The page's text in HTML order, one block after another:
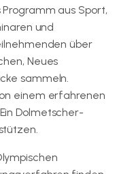
aus Sport,
und
über
Neues
sammeln.
einem erfahrenen
Dolmetscher-